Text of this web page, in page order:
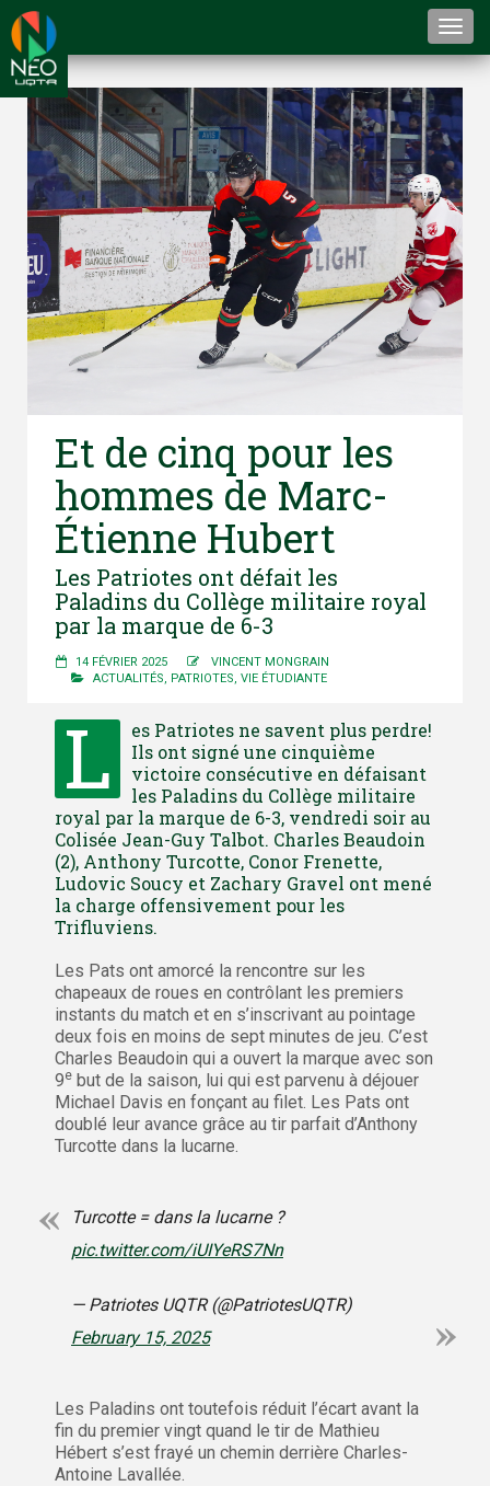
Et de cinq pour les
hommes de Marc-
Étienne Hubert
Les Patriotes ont défait les
Paladins du Collège militaire royal
par la marque de 6-3
14 FÉVRIER 2025
VINCENT MONGRAIN
ACTUALITÉS
PATRIOTES VIE ÉTUDIANTE
L
es Patriotes ne savent plus perdre!
Ils ont signé une cinquième
victoire consécutive en défaisant
les Paladins du Collège militaire
royal par la marque de 6-3, vendredi soir au
Colisée Jean-Guy Talbot. Charles Beaudoin
(2), Anthony Turcotte, Conor Frenette,
Ludovic Soucy et Zachary Gravel ont mené
la charge offensivement pour les
Trifluviens.
Les Pats ont amorcé la rencontre sur les
chapeaux de roues en contrôlant les premiers
instants du match et en s’inscrivant au pointage
deux fois en moins de sept minutes de jeu. C’est
Charles Beaudoin qui a ouvert la marque avec son
9e but de la saison, lui qui est parvenu à déjouer
Michael Davis en fonçant au filet. Les Pats ont
doublé leur avance grâce au tir parfait d’Anthony
Turcotte dans la lucarne.
Turcotte = dans la lucarne ?
pic.twitter.com/iUIYeRS7Nn
— Patriotes UQTR (@PatriotesUQTR)
February 15, 2025
Les Paladins ont toutefois réduit l’écart avant la
fin du premier vingt quand le tir de Mathieu
Hébert s’est frayé un chemin derrière Charles-
Antoine Lavallée.